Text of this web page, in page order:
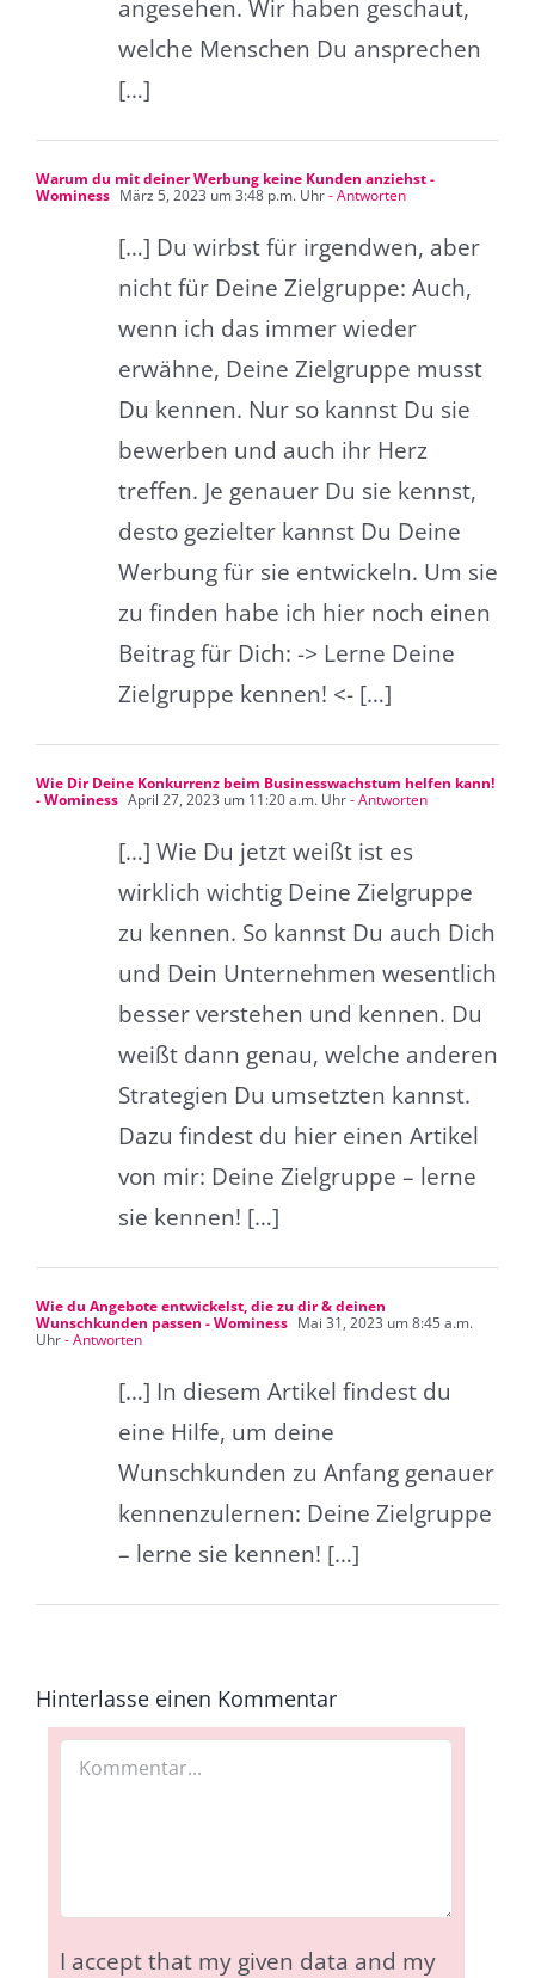
angesehen. Wir haben geschaut,
welche Menschen Du ansprechen
[…]
Warum du mit deiner Werbung keine Kunden anziehst -
Wominess März 5, 2023 um 3:48 p.m. Uhr- Antworten
[…] Du wirbst für irgendwen, aber
nicht für Deine Zielgruppe: Auch,
wenn ich das immer wieder
erwähne, Deine Zielgruppe musst
Du kennen. Nur so kannst Du sie
bewerben und auch ihr Herz
treffen. Je genauer Du sie kennst,
desto gezielter kannst Du Deine
Werbung für sie entwickeln. Um sie
zu finden habe ich hier noch einen
Beitrag für Dich: -> Lerne Deine
Zielgruppe kennen! <- […]
Wie Dir Deine Konkurrenz beim Businesswachstum helfen kann!
- Wominess April 27, 2023 um 11:20 a.m. Uhr- Antworten
[…] Wie Du jetzt weißt ist es
wirklich wichtig Deine Zielgruppe
zu kennen. So kannst Du auch Dich
und Dein Unternehmen wesentlich
besser verstehen und kennen. Du
weißt dann genau, welche anderen
Strategien Du umsetzten kannst.
Dazu findest du hier einen Artikel
von mir: Deine Zielgruppe – lerne
sie kennen! […]
Wie du Angebote entwickelst, die zu dir & deinen
Wunschkunden passen - Wominess Mai 31, 2023 um 8:45 a.m.
Uhr- Antworten
[…] In diesem Artikel findest du
eine Hilfe, um deine
Wunschkunden zu Anfang genauer
kennenzulernen: Deine Zielgruppe
– lerne sie kennen! […]
Hinterlasse einen Kommentar
I accept that my given data and my